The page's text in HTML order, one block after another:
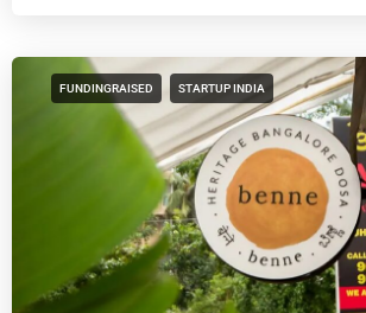
FUNDINGRAISED STARTUP INDIA